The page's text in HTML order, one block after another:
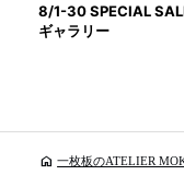
8/1-30 SPECIAL
ギャラリー
home 一枚板のATELIER